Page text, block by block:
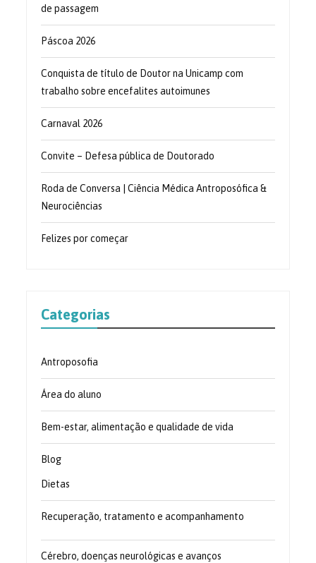
de passagem
Páscoa 2026
Conquista de título de Doutor na Unicamp com
trabalho sobre encefalites autoimunes
Carnaval 2026
Convite – Defesa pública de Doutorado
Roda de Conversa | Ciência Médica Antroposófica &
Neurociências
Felizes por começar
Categorias
Antroposofia
Área do aluno
Bem-estar, alimentação e qualidade de vida
Blog
Dietas
Recuperação, tratamento e acompanhamento
Cérebro, doenças neurológicas e avanços